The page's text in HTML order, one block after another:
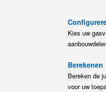
Kies uw
Berekenen
Bereken de
voor uw